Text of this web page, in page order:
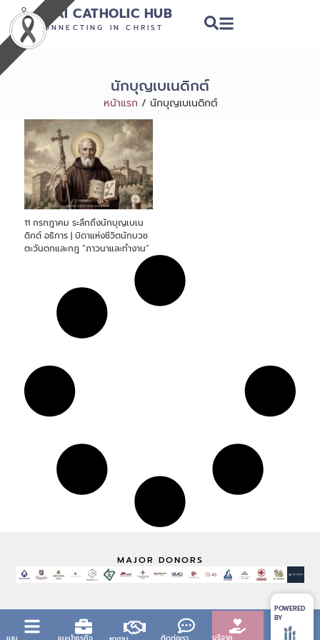
THAI CATHOLIC HUB
CONNECTING IN CHRIST
นักบุญเบเนดิกต์
หน้าแรก / นักบุญเบเนดิกต์
11 กรกฎาคม ระลึกถึงนักบุญเบเน
ดิกต์ อธิการ | บิดาแห่งชีวิตนักบวช
ตะวันตกและกฎ “ภาวนาและทำงาน”
MAJOR DONORS
เมนู แนะนำธุรกิจ บริจาค
POWERED
BY